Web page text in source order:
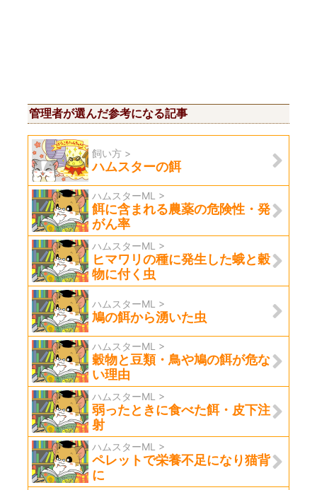
管理者が選んだ参考になる記事
飼い方 >
ハムスターの餌
ハムスターML >
餌に含まれる農薬の危険性・発
がん率
ハムスターML >
ヒマワリの種に発生した蛾と穀
物に付く虫
ハムスターML >
鳩の餌から湧いた虫
ハムスターML >
穀物と豆類・鳥や鳩の餌が危な
い理由
ハムスターML >
弱ったときに食べた餌・皮下注
射
ハムスターML >
ペレットで栄養不足になり猫背
に